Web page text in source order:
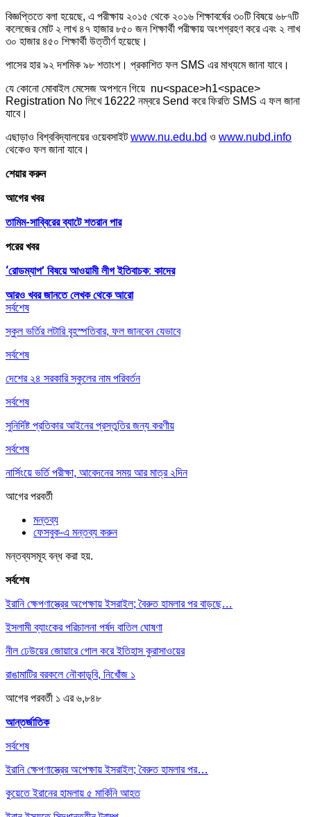
বিজ্ঞপ্তিতে বলা হয়েছে, এ পরীক্ষায় ২০১৫ থেকে ২০১৬ শিক্ষাবর্ষের ৩০টি বিষয়ে ৬৮৭টি
কলেজের মোট ২ লাখ ৪৭ হাজার ৮৫০ জন শিক্ষার্থী পরীক্ষায় অংশগ্রহণ করে এবং ২ লাখ
৩০ হাজার ৪৫০ শিক্ষার্থী উত্তীর্ণ হয়েছে।
পাসের হার ৯২ দশমিক ৯৮ শতাংশ। প্রকাশিত ফল SMS এর মাধ্যমে জানা যাবে।
যে কোনো মোবাইল মেসেজ অপশনে গিয়ে nu<space>h1<space>
Registration No লিখে 16222 নম্বরে Send করে ফিরতি SMS এ ফল জানা
যাবে।
এছাড়াও বিশ্ববিদ্যালয়ের ওয়েবসাইটwww.nu.edu.bd ও www.nubd.info
থেকেও ফল জানা যাবে।
শেয়ার করুন
আগের খবর
তামিম-সাব্বিরের ব্যাটে শতরান পার
পরের খবর
‘রোডম্যাপ’ বিষয়ে আওয়ামী লীগ ইতিবাচক: কাদের
আরও খবর জানতে লেখক থেকে আরো
সর্বশেষ
স্কুল ভর্তির লটারি বৃহস্পতিবার, ফল জানবেন যেভাবে
সর্বশেষ
দেশের ২৪ সরকারি স্কুলের নাম পরিবর্তন
সর্বশেষ
সুনির্দিষ্ট প্রতিকার আইনের প্রস্তুতির জন্য করণীয়
সর্বশেষ
নার্সিংয়ে ভর্তি পরীক্ষা, আবেদনের সময় আর মাত্র ২দিন
আগেরপরবর্তী
মন্তব্য
ফেসবুক-এ মন্তব্য করুন
মন্তব্যসমূহ বন্ধ করা হয়.
সর্বশেষ
ইরানি ক্ষেপণাস্ত্রের অপেক্ষায় ইসরাইল; বৈরুত হামলার পর বাড়ছে…
ইসলামী ব্যাংকের পরিচালনা পর্ষদ বাতিল ঘোষণা
নীল ঢেউয়ের জোয়ারে গোল করে ইতিহাস কুরাসাওয়ের
রাঙামাটির বরকলে নৌকাডুবি, নিখোঁজ ১
আগেরপরবর্তী ১ এর ৬,৮৪৮
আন্তর্জাতিক
সর্বশেষ
ইরানি ক্ষেপণাস্ত্রের অপেক্ষায় ইসরাইল; বৈরুত হামলার পর…
কুয়েতে ইরানের হামলায় ৫ মার্কিনি আহত